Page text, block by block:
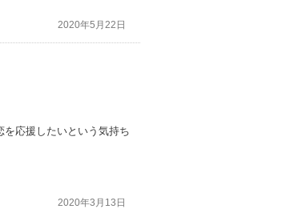
2020年5月22日
応援したいという気持ち
2020年3月13日